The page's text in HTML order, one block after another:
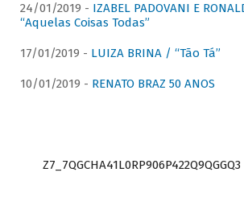
24/01/2019 - IZABEL PADOVANI E
“Aquelas Coisas Todas”
17/01/2019 - LUIZA BRINA / “Tão Tá”
10/01/2019 - RENATO BRAZ 50 ANOS
Z7_7QGCHA41L0RP906P422Q9QGGQ3